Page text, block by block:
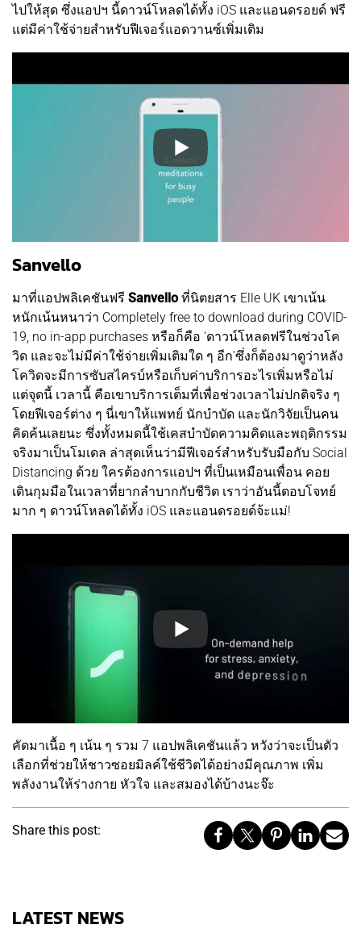
ไปให้สุด ซึ่งแอปฯ นี้ดาวน์โหลดได้ทั้ง iOS และแอนดรอยด์ ฟรี
แต่มีค่าใช้จ่ายสำหรับฟีเจอร์แอดวานซ์เพิ่มเติม
Sanvello
มาที่แอปพลิเคชันฟรี Sanvelloที่นิตยสาร Elle UK เขาเน้น
หนักเน้นหนาว่า Completely free to download during COVID-
19, no in-app purchases หรือก็คือ 'ดาวน์โหลดฟรีในช่วงโค
วิด และจะไม่มีค่าใช้จ่ายเพิ่มเติมใด ๆ อีก'ซึ่งก็ต้องมาดูว่าหลัง
โควิดจะมีการซับสไครบ์หรือเก็บค่าบริการอะไรเพิ่มหรือไม่
แต่จุดนี้ เวลานี้ คือเขาบริการเต็มที่เพื่อช่วงเวลาไม่ปกติจริง ๆ
โดยฟีเจอร์ต่าง ๆ นี่เขาให้แพทย์ นักบำบัด และนักวิจัยเป็นคน
คิดค้นเลยนะ ซึ่งทั้งหมดนี้ใช้เคสบำบัดความคิดและพฤติกรรม
จริงมาเป็นโมเดล ล่าสุดเห็นว่ามีฟีเจอร์สำหรับรับมือกับ Social
Distancing ด้วย ใครต้องการแอปฯ ที่เป็นเหมือนเพื่อน คอย
เดินกุมมือในเวลาที่ยากลำบากกับชีวิต เราว่าอันนี้ตอบโจทย์
มาก ๆ ดาวน์โหลดได้ทั้ง iOS และแอนดรอยด์จ้ะแม่!
คัดมาเนื้อ ๆ เน้น ๆ รวม 7 แอปพลิเคชันแล้ว หวังว่าจะเป็นตัว
เลือกที่ช่วยให้ชาวซอยมิลค์ใช้ชีวิตได้อย่างมีคุณภาพ เพิ่ม
พลังงานให้ร่างกาย หัวใจ และสมองได้บ้างนะจ๊ะ
Share this post:
LATEST NEWS